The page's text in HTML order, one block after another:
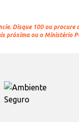
Disque 100 ou procure
próxima ou o Ministério